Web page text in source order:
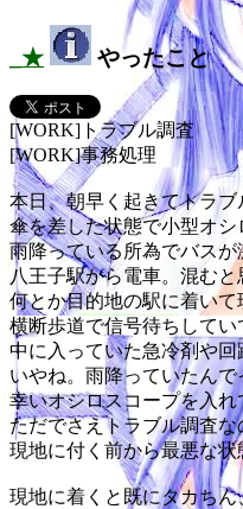
_★ やったこと
[WORK]トラブル調査
[WORK]事務処理
本日、朝早く起きてトラブ
傘を差した状態で小型オ
雨降っている所為でバス
八王子駅から電車。混む
何とか目的地の駅に着いて
横断歩道で信号待ちしてい
中に入っていた急冷剤や回
いやね。雨降っていたん
幸いオシロスコープを入
ただでさえトラブル調査な
現地に付く前から最悪な状
現地に着くと既にタカち